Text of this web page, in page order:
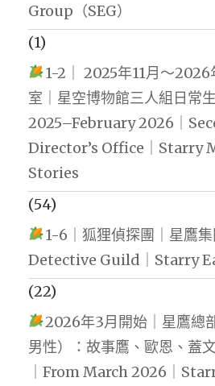
Group（SEG）
(1)
1-2｜ 2025年11月～
室｜星空博物館三人組日常
2025–February 2026｜
Director’s Office｜Starry
Stories
(54)
1-6｜狐狸偵探團｜星鷹
Detective Guild｜Starry
(22)
2026年3月開始｜星鷹總
男性）：故事鷹、歐恩、蓋
｜From March 2026｜